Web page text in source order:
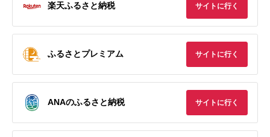
楽天ふるさと納税 サイトに行く
ふるさとプレミアム サイトに行く
ANAのふるさと納税 サイトに行く